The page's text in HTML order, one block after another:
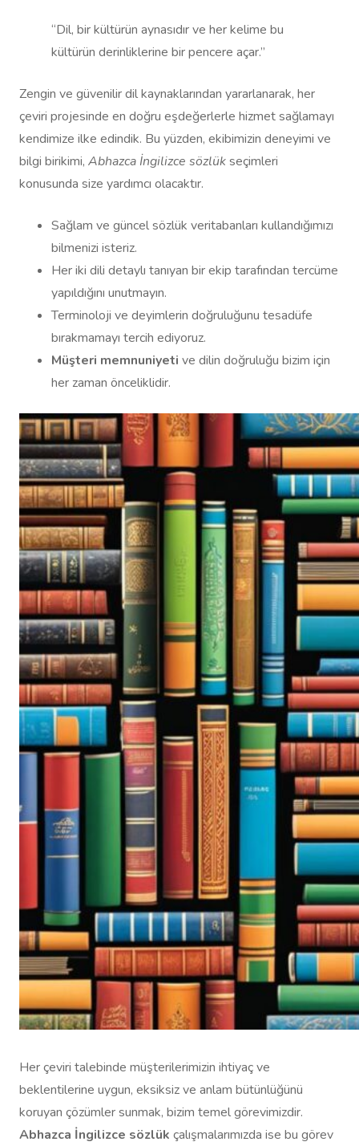
“Dil, bir kültürün aynasıdır ve her kelime bu
kültürün derinliklerine bir pencere açar.”
Zengin ve güvenilir dil kaynaklarından yararlanarak, her
çeviri projesinde en doğru eşdeğerlerle hizmet sağlamayı
kendimize ilke edindik. Bu yüzden, ekibimizin deneyimi ve
bilgi birikimi, Abhazca İngilizce sözlükseçimleri
konusunda size yardımcı olacaktır.
Sağlam ve güncel sözlük veritabanları kullandığımızı
bilmenizi isteriz.
Her iki dili detaylı tanıyan bir ekip tarafından tercüme
yapıldığını unutmayın.
Terminoloji ve deyimlerin doğruluğunu tesadüfe
bırakmamayı tercih ediyoruz.
Müşteri memnuniyeti ve dilin doğruluğu bizim için
her zaman önceliklidir.
Her çeviri talebinde müşterilerimizin ihtiyaç ve
beklentilerine uygun, eksiksiz ve anlam bütünlüğünü
koruyan çözümler sunmak, bizim temel görevimizdir.
Abhazca İngilizce sözlük çalışmalarımızda ise bu görev